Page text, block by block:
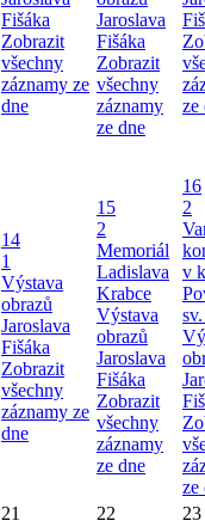
Fišáka
Zobrazit
všechny
záznamy ze
dne
Jaroslava
Fišáka
Zobrazit
všechny
záznamy
ze dne
ze
14
1
Výstava
obrazů
Jaroslava
Fišáka
Zobrazit
všechny
záznamy ze
dne
15
2
Memoriál
Ladislava
Krabce
Výstava
obrazů
Jaroslava
Fišáka
Zobrazit
všechny
záznamy
ze dne
16
2
v
ze
21 22 23